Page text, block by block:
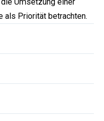
als Priorität betrachten.